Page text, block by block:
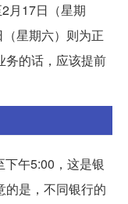
月17日（星期
星期六）则为正
务的话，应该提前
午5:00，这是银
的是，不同银行的